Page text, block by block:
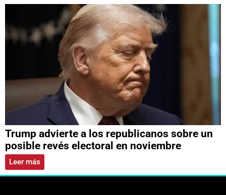
Trump advierte a los republicanos sobre un
posible revés electoral en noviembre
Leer más